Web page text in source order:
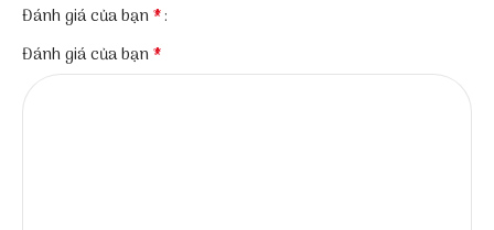
Đánh giá của bạn*
Đánh giá của bạn*